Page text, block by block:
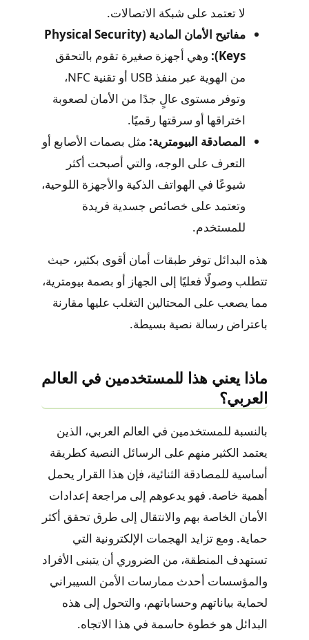
لا تعتمد على شبكة الاتصالات.
مفاتيح الأمان المادية (Physical Security
Keys):
وهي أجهزة صغيرة تقوم بالتحقق
من الهوية عبر منفذ USB أو تقنية NFC،
وتوفر مستوى عالٍ جدًا من الأمان لصعوبة
اختراقها أو سرقتها رقميًا.
المصادقة البيومترية: مثل بصمات الأصابع أو
التعرف على الوجه، والتي أصبحت أكثر
شيوعًا في الهواتف الذكية والأجهزة اللوحية،
وتعتمد على خصائص جسدية فريدة
للمستخدم.
هذه البدائل توفر طبقات أمان أقوى بكثير، حيث
تتطلب وصولًا فعليًا إلى الجهاز أو بصمة بيومترية،
مما يصعب على المحتالين التغلب عليها مقارنة
باعتراض رسالة نصية بسيطة.
ماذا يعني هذا للمستخدمين في العالم
العربي؟
بالنسبة للمستخدمين في العالم العربي، الذين
يعتمد الكثير منهم على الرسائل النصية كطريقة
أساسية للمصادقة الثنائية، فإن هذا القرار يحمل
أهمية خاصة. فهو يدعوهم إلى مراجعة إعدادات
الأمان الخاصة بهم والانتقال إلى طرق تحقق أكثر
حماية. ومع تزايد الهجمات الإلكترونية التي
تستهدف المنطقة، من الضروري أن يتبنى الأفراد
والمؤسسات أحدث ممارسات الأمن السيبراني
لحماية بياناتهم وحساباتهم، والتحول إلى هذه
البدائل هو خطوة حاسمة في هذا الاتجاه.